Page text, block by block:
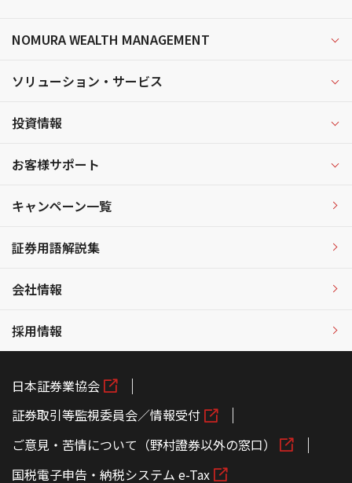
NOMURA WEALTH MANAGEMENT
ソリューション・サービス
投資情報
お客様サポート
キャンペーン一覧
証券用語解説集
会社情報
採用情報
日本証券業協会
証券取引等監視委員会／情報受付
ご意見・苦情について（野村證券以外の窓口）
国税電子申告・納税システム e-Tax